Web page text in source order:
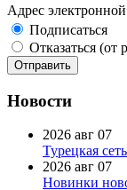
Адрес
Подписаться
Отказаться (от
Новости
2026 авг 07
Турецкая
2026 авг 07
Новинки